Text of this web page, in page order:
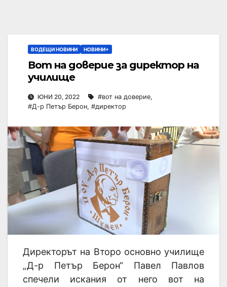
ВОДЕЩИ НОВИНИ НОВИНИ+
Вот на доверие за директор на
училище
ЮНИ 20, 2022 #вот на доверие,
#Д-р Петър Берон, #директор
Директорът на Второ основно училище
„Д-р Петър Берон“ Павел Павлов
спечели искания от него вот на